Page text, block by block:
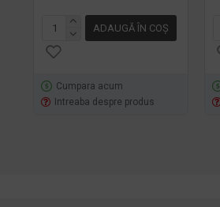
ADAUGĂ ÎN COŞ
Cumpara acum
Intreaba despre produs